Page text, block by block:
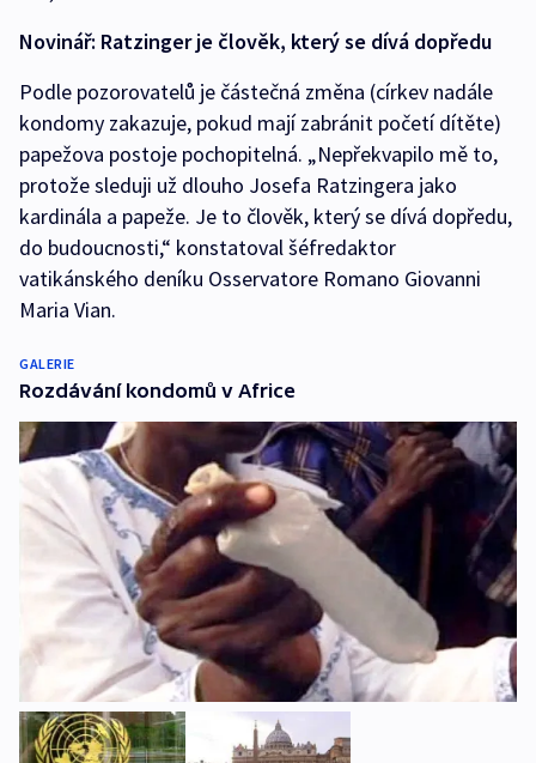
Novinář: Ratzinger je člověk, který se dívá dopředu
Podle pozorovatelů je částečná změna (církev nadále
kondomy zakazuje, pokud mají zabránit početí dítěte)
papežova postoje pochopitelná. „Nepřekvapilo mě to,
protože sleduji už dlouho Josefa Ratzingera jako
kardinála a papeže. Je to člověk, který se dívá dopředu,
do budoucnosti,“ konstatoval šéfredaktor
vatikánského deníku Osservatore Romano Giovanni
Maria Vian.
GALERIE
Rozdávání kondomů v Africe